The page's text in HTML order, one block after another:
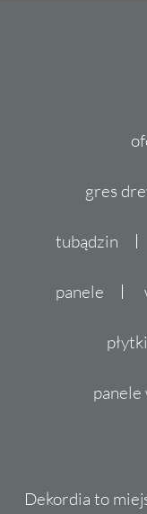
gres
tubądzin
panele
panele
Dekordia to